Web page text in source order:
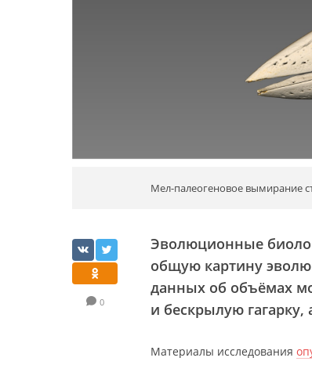
Мел-палеогеновое вымирание
0
Эволюционные
общую картину
данных об объёмах
и бескрылую
Материалы исследования